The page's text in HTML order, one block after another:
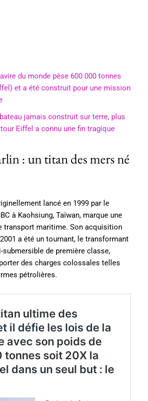
du monde pèse 600 000 tonnes
et a été construit pour une mission
jamais construit sur terre, plus
Eiffel a connu une fin tragique
: un titan des mers né
lancé en 1999 par le
à Kaohsiung, Taïwan, marque une
transport maritime. Son acquisition
a été un tournant, le transformant
submersible de première classe,
des charges colossales telles
pétrolières.